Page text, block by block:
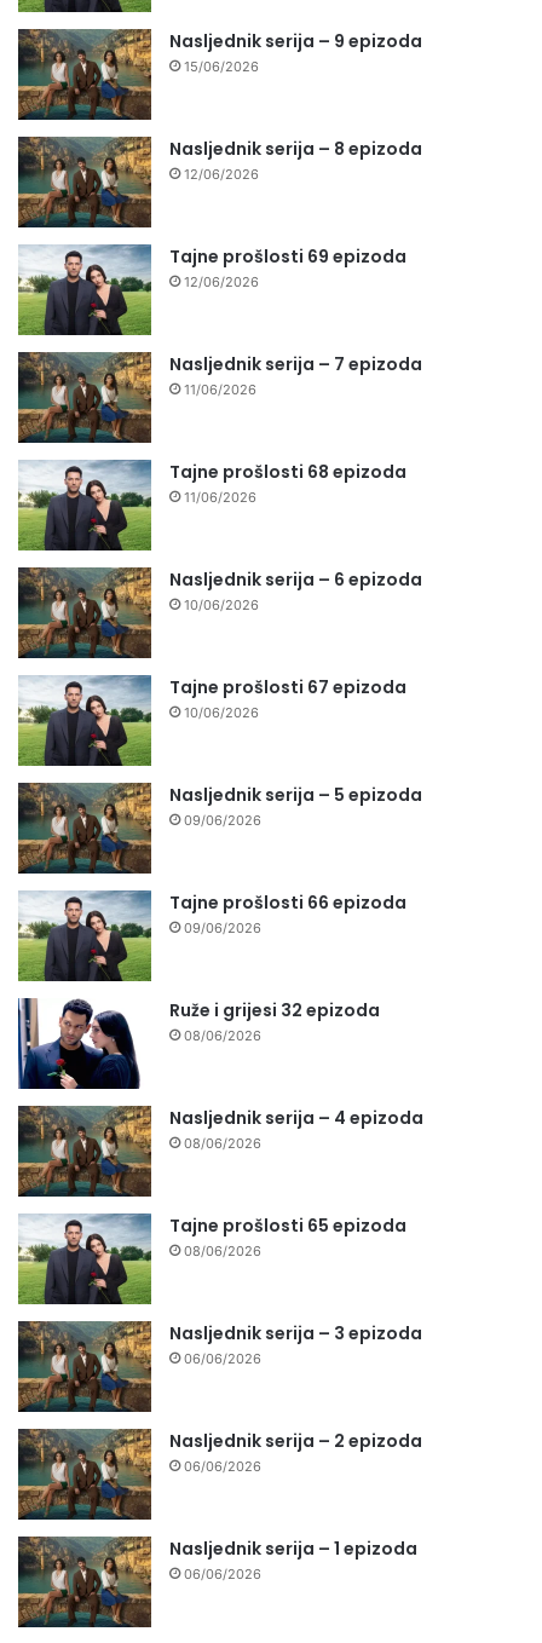
Nasljednik serija – 9 epizoda
15/06/2026
Nasljednik serija – 8 epizoda
12/06/2026
Tajne prošlosti 69 epizoda
12/06/2026
Nasljednik serija – 7 epizoda
11/06/2026
Tajne prošlosti 68 epizoda
11/06/2026
Nasljednik serija – 6 epizoda
10/06/2026
Tajne prošlosti 67 epizoda
10/06/2026
Nasljednik serija – 5 epizoda
09/06/2026
Tajne prošlosti 66 epizoda
09/06/2026
Ruže i grijesi 32 epizoda
08/06/2026
Nasljednik serija – 4 epizoda
08/06/2026
Tajne prošlosti 65 epizoda
08/06/2026
Nasljednik serija – 3 epizoda
06/06/2026
Nasljednik serija – 2 epizoda
06/06/2026
Nasljednik serija – 1 epizoda
06/06/2026